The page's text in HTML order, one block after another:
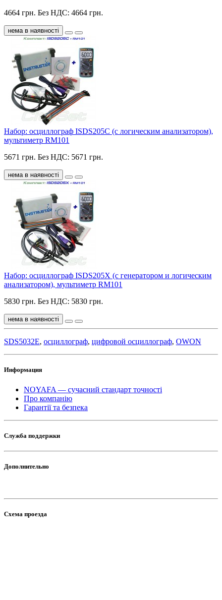
4664 грн. Без НДС: 4664 грн.
нема в наявності
Набор: осциллограф ISDS205С (c логическим анализатором),
мультиметр RM101
5671 грн. Без НДС: 5671 грн.
нема в наявності
Набор: осциллограф ISDS205X (c генератором и логическим
анализатором), мультиметр RM101
5830 грн. Без НДС: 5830 грн.
нема в наявності
SDS5032E, осциллограф, цифровой осциллограф, OWON
Информация
NOYAFA — сучасний стандарт точності
Про компанію
Гарантії та безпека
Служба поддержки
Дополнительно
Схема проезда